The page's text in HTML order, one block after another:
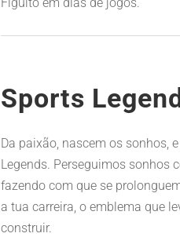
Sports
Da paixão, nascem os sonhos,
Legends. Perseguimos sonhos
fazendo com que se
a tua carreira, o emblema que
construir.